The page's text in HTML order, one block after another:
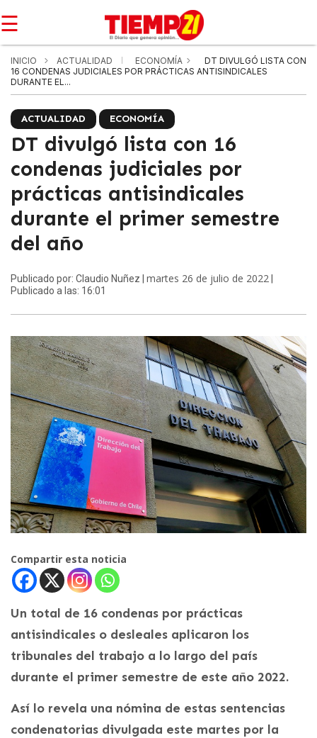
☰
INICIO ACTUALIDAD ECONOMÍA
DT DIVULGÓ LISTA CON
16 CONDENAS JUDICIALES POR PRÁCTICAS ANTISINDICALES
DURANTE EL...
ACTUALIDAD ECONOMÍA
DT divulgó lista con 16
condenas judiciales por
prácticas antisindicales
durante el primer semestre
del año
Publicado por: Claudio Nuñez | martes 26 de julio de 2022
Publicado a las: 16:01
Compartir esta noticia
Un total de 16 condenas por prácticas
antisindicales o desleales aplicaron los
tribunales del trabajo a lo largo del país
durante el primer semestre de este año 2022.
Así lo revela una nómina de estas sentencias
condenatorias divulgada este martes por la